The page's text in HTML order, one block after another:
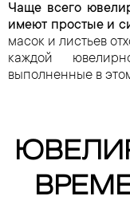
Чаще всего
имеют простые и
масок и листьев
каждой
выполненные в